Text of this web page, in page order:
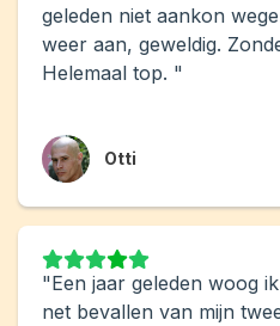
geleden niet aankon
weer aan, geweldig.
Helemaal top. "
Otti
"Een jaar geleden woog
net bevallen van mijn